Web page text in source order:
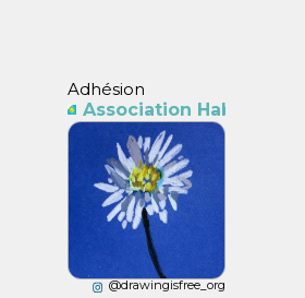
Adhésion
Association Habitants
@drawingisfree_org